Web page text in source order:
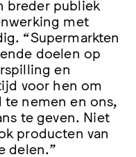
breder publiek
met
“Supermarkten
doelen op
en
voor hen om
nemen en ons,
te geven. Niet
producten van
delen.”